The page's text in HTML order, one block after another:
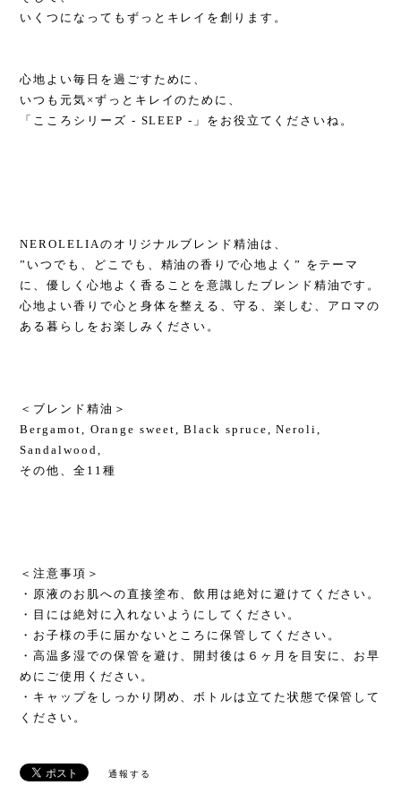
いくつになってもずっとキレイを創ります。
心地よい毎日を過ごすために、
いつも元気×ずっとキレイのために、
「こころシリーズ - SLEEP -」をお役立てくださいね。
NEROLELIAのオリジナルブレンド精油は、
”いつでも、どこでも、精油の香りで心地よく” をテーマ
に、優しく心地よく香ることを意識したブレンド精油です。
心地よい香りで心と身体を整える、守る、楽しむ、アロマの
ある暮らしをお楽しみください。
＜ブレンド精油＞
Bergamot, Orange sweet, Black spruce, Neroli,
Sandalwood,
その他、全11種
＜注意事項＞
・原液のお肌への直接塗布、飲用は絶対に避けてください。
・目には絶対に入れないようにしてください。
・お子様の手に届かないところに保管してください。
・高温多湿での保管を避け、開封後は６ヶ月を目安に、お早
めにご使用ください。
・キャップをしっかり閉め、ボトルは立てた状態で保管して
ください。
通報する